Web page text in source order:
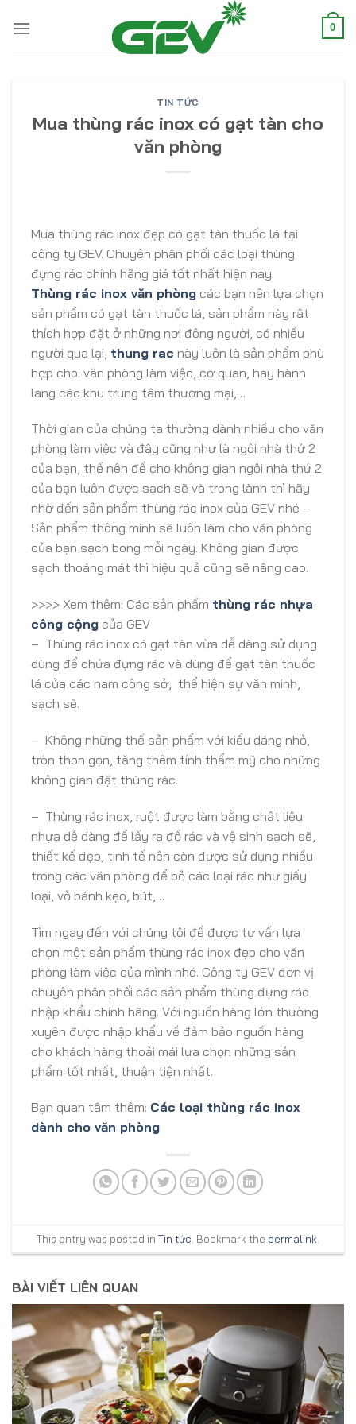
0
TIN TỨC
Mua thùng rác inox có gạt tàn cho
văn phòng
Mua thùng rác inox đẹp có gạt tàn thuốc lá tại
công ty GEV. Chuyên phân phối các loại thùng
đựng rác chính hãng giá tốt nhất hiện nay.
Thùng rác inox văn phòng các bạn nên lựa chọn
sản phẩm có gạt tàn thuốc lá, sản phẩm này rât
thích hợp đặt ở những nơi đông người, có nhiều
người qua lại, thung rac này luôn là sản phẩm phù
hợp cho: văn phòng làm việc, cơ quan, hay hành
lang các khu trung tâm thương mại,…
Thời gian của chúng ta thường dành nhiều cho văn
phòng làm việc và đây cũng như là ngôi nhà thứ 2
của bạn, thế nên để cho không gian ngôi nhà thứ 2
của bạn luôn được sạch sẽ và trong lành thì hãy
nhờ đến sản phẩm thùng rác inox của GEV nhé –
Sản phẩm thông minh sẽ luôn làm cho văn phòng
của bạn sạch bong mỗi ngày. Không gian được
sạch thoáng mát thì hiệu quả cũng sẽ nâng cao.
>>>> Xem thêm: Các sản phẩm thùng rác nhựa
công cộng của GEV
– Thùng rác inox có gạt tàn vừa dễ dàng sử dụng
dùng để chứa đựng rác và dùng để gạt tàn thuốc
lá của các nam công sở, thể hiện sự văn minh,
sạch sẽ.
– Không những thế sản phẩm với kiểu dáng nhỏ,
tròn thon gọn, tăng thêm tính thẩm mỹ cho những
không gian đặt thùng rác.
– Thùng rác inox, ruột được làm bằng chất liệu
nhựa dễ dàng để lấy ra đổ rác và vệ sinh sạch sẽ,
thiết kế đẹp, tinh tế nên còn được sử dụng nhiều
trong các văn phòng để bỏ các loại rác như giấy
loại, vỏ bánh kẹo, bút,…
Tìm ngay đến với chúng tôi để được tư vấn lựa
chọn một sản phẩm thùng rác inox đẹp cho văn
phòng làm việc của mình nhé. Công ty GEV đơn vị
chuyên phân phối các sản phẩm thùng đựng rác
nhập khẩu chính hãng. Với nguồn hàng lớn thường
xuyên được nhập khẩu về đảm bảo nguồn hàng
cho khách hàng thoải mái lựa chọn những sản
phẩm tốt nhất, thuận tiện nhất.
Bạn quan tâm thêm: Các loại thùng rác inox
dành cho văn phòng
This entry was posted in Tin tức . Bookmark the permalink
BÀI VIẾT LIÊN QUAN